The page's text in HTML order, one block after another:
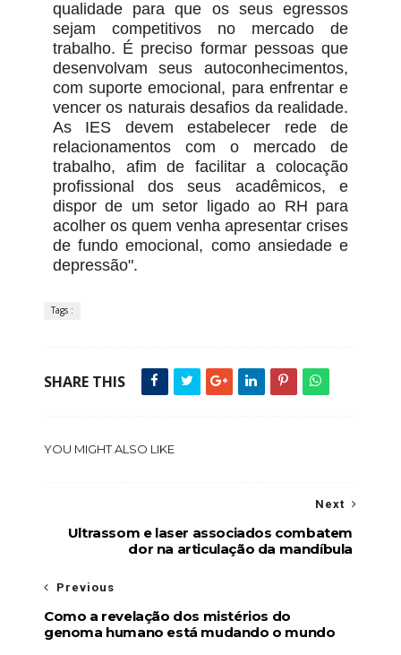
qualidade para que os seus egressos
sejam competitivos no mercado de
trabalho. É preciso formar pessoas que
desenvolvam seus autoconhecimentos,
com suporte emocional, para enfrentar e
vencer os naturais desafios da realidade.
As IES devem estabelecer rede de
relacionamentos com o mercado de
trabalho, afim de facilitar a colocação
profissional dos seus acadêmicos, e
dispor de um setor ligado ao RH para
acolher os quem venha apresentar crises
de fundo emocional, como ansiedade e
depressão".
Tags :
SHARE THIS
YOU MIGHT ALSO LIKE
Next
Ultrassom e laser associados combatem
dor na articulação da mandíbula
Previous
Como a revelação dos mistérios do
genoma humano está mudando o mundo